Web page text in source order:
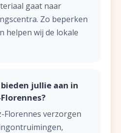
gaat naar
Zo beperken
helpen wij de lokale
jullie aan in
Florennes verzorgen